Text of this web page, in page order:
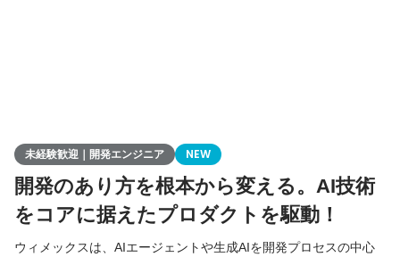
未経験歓迎｜開発エンジニア NEW
開発のあり方を根本から変える。AI技術
をコアに据えたプロダクトを駆動！
ウィメックスは、AIエージェントや生成AIを開発プロセスの中心